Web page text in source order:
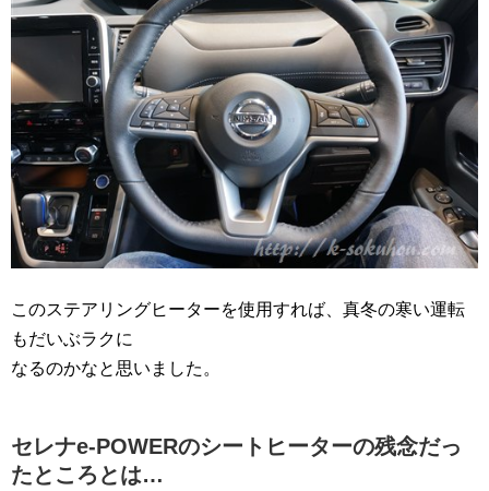
このステアリングヒーターを使用すれば、真冬の寒い運転
もだいぶラクに
なるのかなと思いました。
セレナe-POWERのシートヒーターの残念だっ
たところとは…